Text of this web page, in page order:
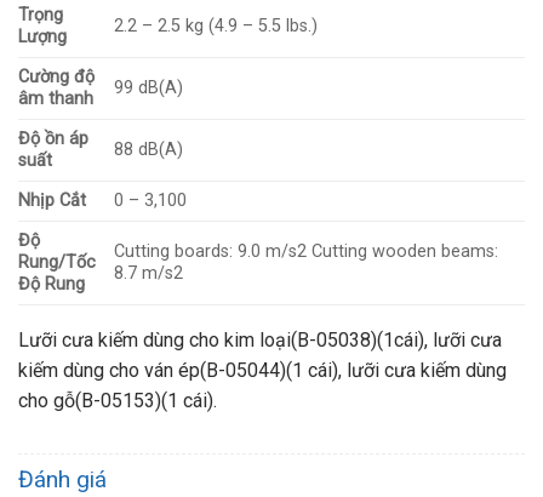
Trọng
Lượng
2.2 – 2.5 kg (4.9 – 5.5 lbs.)
Cường độ
âm thanh
99 dB(A)
Độ ồn áp
suất
88 dB(A)
Nhịp Cắt
0 – 3,100
Độ
Rung/Tốc
Độ Rung
Cutting boards: 9.0 m/s2 Cutting wooden beams:
8.7 m/s2
Lưỡi cưa kiếm dùng cho kim loại(B-05038)(1cái), lưỡi cưa
kiếm dùng cho ván ép(B-05044)(1 cái), lưỡi cưa kiếm dùng
cho gỗ(B-05153)(1 cái).
Đánh giá